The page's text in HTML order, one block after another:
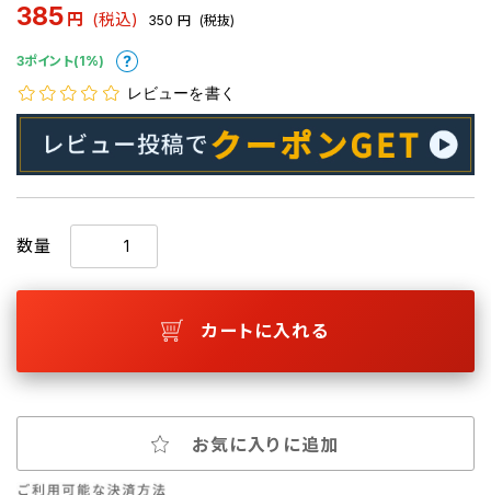
385 円 (税込) 350 円 (税抜)
3ポイント(1%)
レビューを書く
数量
カートに入れる
お気に入りに追加